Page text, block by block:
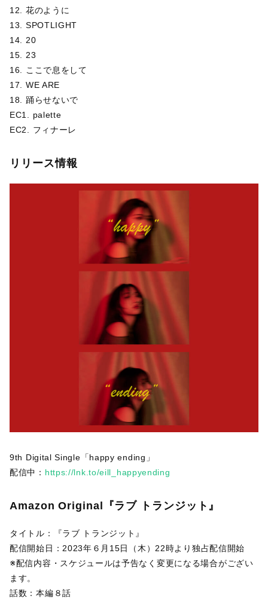
12. 花のように
13. SPOTLIGHT
14. 20
15. 23
16. ここで息をして
17. WE ARE
18. 踊らせないで
EC1. palette
EC2. フィナーレ
リリース情報
9th Digital Single「happy ending」
配信中： https://lnk.to/eill_happyending
Amazon Original『ラブ トランジット』
タイトル：『ラブ トランジット』
配信開始日：2023年６月15日（木）22時より独占配信開始
※配信内容・スケジュールは予告なく変更になる場合がござい
ます。
話数：本編８話